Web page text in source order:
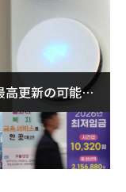
更新の可能性